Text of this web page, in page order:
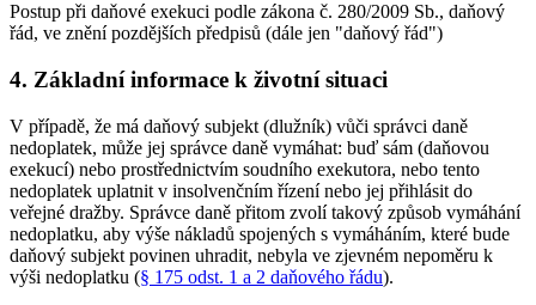
Postup při daňové exekuci podle zákona č. 280/2009 Sb., daňový
řád, ve znění pozdějších předpisů (dále jen "daňový řád")
4. Základní informace k životní situaci
V případě, že má daňový subjekt (dlužník) vůči správci daně
nedoplatek, může jej správce daně vymáhat: buď sám (daňovou
exekucí) nebo prostřednictvím soudního exekutora, nebo tento
nedoplatek uplatnit v insolvenčním řízení nebo jej přihlásit do
veřejné dražby. Správce daně přitom zvolí takový způsob vymáhání
nedoplatku, aby výše nákladů spojených s vymáháním, které bude
daňový subjekt povinen uhradit, nebyla ve zjevném nepoměru k
výši nedoplatku (§ 175 odst. 1 a 2 daňového řádu).